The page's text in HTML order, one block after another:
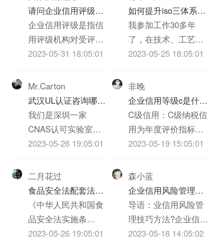
请问企业信用评级的
标准是什么呢
企业信用评级是指信
用评级机构对受评企
业的产业、基础素
老师和外部支持等等
诸多方面进行的综合
评价。信用评级有着
完整的体系，包括信
用评级的要素和指
方法和模型等方面的
内容。企业信用评价
指标的设定应充分考
虑下列原则：1、全面
性：能较全面...
2023-05-31 18:05:01
Mr.Carton
武汉UL认证咨询哪家
机构啊？必须是可以
做IT类iso三体系认证
UL认证的机构？
我们是深圳一家
CNAS认可实验室，
也是UL认证的一家实
体是什么ITiso三体系
认证，具体事宜也可
以跟我交流。联系方
式见我Bai空间，谢
谢！
2023-05-26 19:05:01
二月花过
食品安全法配套法规
和农iso三体系认证质
量安全法配套法规分
别是什么？
《中华人民共和国食
品安全法实施条
例》、《农iso三体系
2023-05-26 19:05:01
如何提升iso三体系认
证质量(个人对质量的
心得体会300字)
我参加工作30多年
了，在技术、工艺、
质检、实验员岗位上
重要，一下根据我的
经历和体会，谈谈我
对质量的看法，不当
之处请大家批评指正!
质量管理是企业发展
信誉，质量就是市
场，质量就是企业的
生命，没有过硬的iso
三体系认证质量就没
有企业...
2023-05-25 18:05:01
非晚
企业信用等级c是什么
意思
C级信用：C级纳税信
用为年度评价指标得
分40分以上不满70分
《纳税信誉等级评定
管理试行办法》（国
税发【2003】92号）
第五条规定，考核分
在20分以上60分以下
2023-05-19 15:05:01
森小蓝
企业信用风险管理技
巧方法
导语：业信用风险管
理技巧方法?企业信用
管理，又称“赊销风险
2023-05-18 14:05:02